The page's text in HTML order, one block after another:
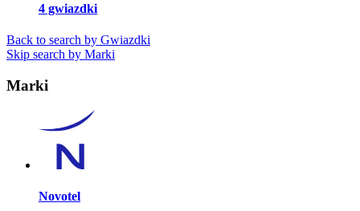
4 gwiazdki
Back to search by Gwiazdki
Skip search by Marki
Marki
Novotel